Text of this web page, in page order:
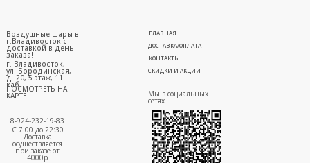
г. Владивосток,
ул. Бородинская,
д. 20, 5 этаж, 11
каб.
ПОСМОТРЕТЬ НА
КАРТЕ
ГЛАВНАЯ
ДОСТАВКА/ОПЛАТА
СКИДКИ И АКЦИИ
КОНТАКТЫ
8-924-232-19-83
С 7:00 до 22:30
Доставка
осуществляется
при заказе от
4000р
Воздушные шары в
г.Владивосток с
доставкой в день
заказа!
Мы в социальных
сетях